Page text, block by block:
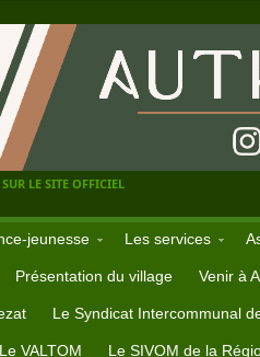
LE SITE OFFICIEL
jeunesse Les services
Présentation du village Venir à
Le Syndicat Intercommunal
VALTOM Le SIVOM de la